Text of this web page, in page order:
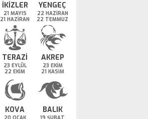
İKİZLER
21 MAYIS
21 HAZİRAN
YENGEÇ
22 HAZİRAN
22 TEMMUZ
TERAZİ
23 EYLÜL
22 EKİM
AKREP
23 EKİM
21 KASIM
KOVA BALIK